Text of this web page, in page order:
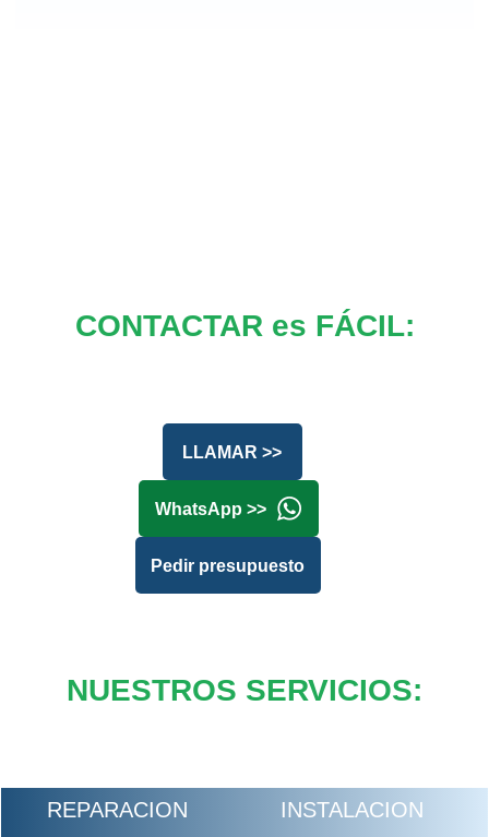
CONTACTAR es FÁCIL:
LLAMAR >>
WhatsApp >>
Pedir presupuesto
NUESTROS SERVICIOS:
REPARACION
INSTALACION